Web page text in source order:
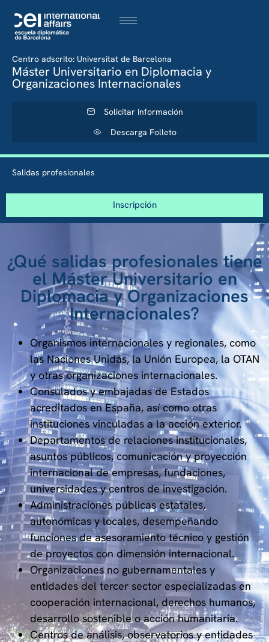
Centro adscrito: Universitat de Barcelona
Máster Universitario en Diplomacia y
Organizaciones Internacionales
Solicitar Información
Descarga Folleto
Salidas profesionales
Inscripción
¿Qué salidas profesionales tiene
el Máster Universitario en
Diplomacia y Organizaciones
Internacionales?
Organismos internacionales y regionales, como
las Naciones Unidas, la Unión Europea, la OTAN
y otras organizaciones internacionales.
Consulados y embajadas de Estados
acreditados en España, así como otras
instituciones vinculadas a la acción exterior.
Departamentos de relaciones institucionales,
asuntos públicos, comunicación y proyección
internacional de empresas, fundaciones,
universidades y centros de investigación.
Administraciones públicas estatales,
autonómicas y locales, desempeñando
funciones de asesoramiento técnico y gestión
de proyectos con dimensión internacional.
Organizaciones no gubernamentales y
entidades del tercer sector especializadas en
cooperación internacional, derechos humanos,
desarrollo sostenible o acción humanitaria.
Centros de análisis, observatorios y entidades